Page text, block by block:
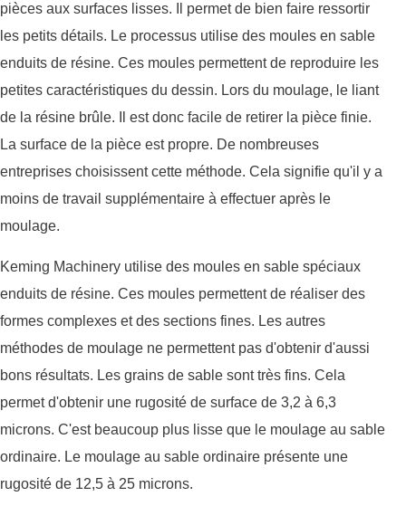
pièces aux surfaces lisses. Il permet de bien faire ressortir
les petits détails. Le processus utilise des moules en sable
enduits de résine. Ces moules permettent de reproduire les
petites caractéristiques du dessin. Lors du moulage, le liant
de la résine brûle. Il est donc facile de retirer la pièce finie.
La surface de la pièce est propre. De nombreuses
entreprises choisissent cette méthode. Cela signifie qu'il y a
moins de travail supplémentaire à effectuer après le
moulage.
Keming Machinery utilise des moules en sable spéciaux
enduits de résine. Ces moules permettent de réaliser des
formes complexes et des sections fines. Les autres
méthodes de moulage ne permettent pas d'obtenir d'aussi
bons résultats. Les grains de sable sont très fins. Cela
permet d'obtenir une rugosité de surface de 3,2 à 6,3
microns. C'est beaucoup plus lisse que le moulage au sable
ordinaire. Le moulage au sable ordinaire présente une
rugosité de 12,5 à 25 microns.